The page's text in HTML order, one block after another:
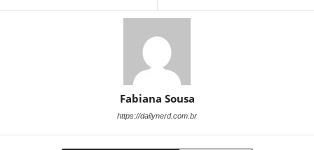
Fabiana Sousa
https://dailynerd.com.br